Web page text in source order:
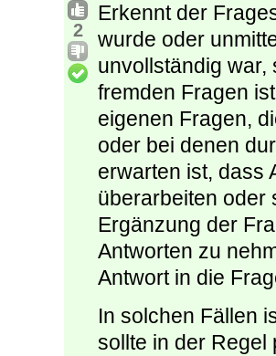
2
Erkennt der
wurde oder
unvollständig war,
fremden Fragen
eigenen Fragen,
oder bei denen
erwarten ist, dass
überarbeiten oder
Ergänzung der
Antworten zu
Antwort in die
In solchen Fällen
sollte in der Regel